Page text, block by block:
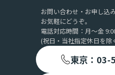
お問い合わせ・お申し込
お気軽にどうぞ。
電話対応時間：月〜金
(祝日・当社指定休日を除
東京：